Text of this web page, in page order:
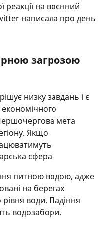
реакції на воєнний
написала про день
загрозою
низку завдань і є
мета
Якщо
сфера.
питною водою, адже
на берегах
води. Падіння
водозабори.